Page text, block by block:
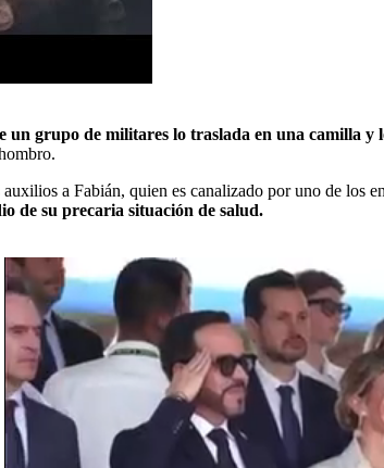
un grupo de militares lo traslada en una camilla
a Fabián, quien es canalizado por uno de los
de su precaria situación de salud.